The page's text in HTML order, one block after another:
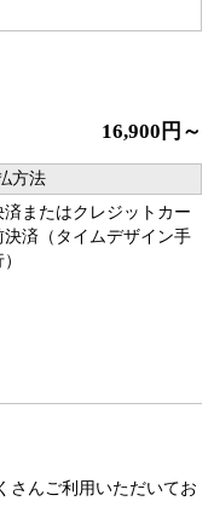
16,900円～
方法
済またはクレジットカー
決済（タイムデザイン手
さんご利用いただいてお